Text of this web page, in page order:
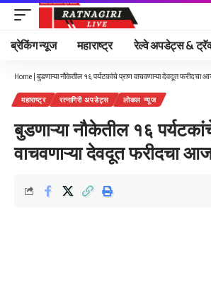
ब्रेकिंग न्यूज महाराष्ट्र रेल्वे अपडेट्स &
Home | बुडणाऱ्या नौकेतील १६ पर्यटकांचे प्राण वाचवणाऱ्या देवदूत फरीदचा
महाराष्ट्र रत्नागिरी अपडेट्स लोकल न्यूज
बुडणाऱ्या नौकेतील १६
वाचवणाऱ्या देवदूत फरीदचा